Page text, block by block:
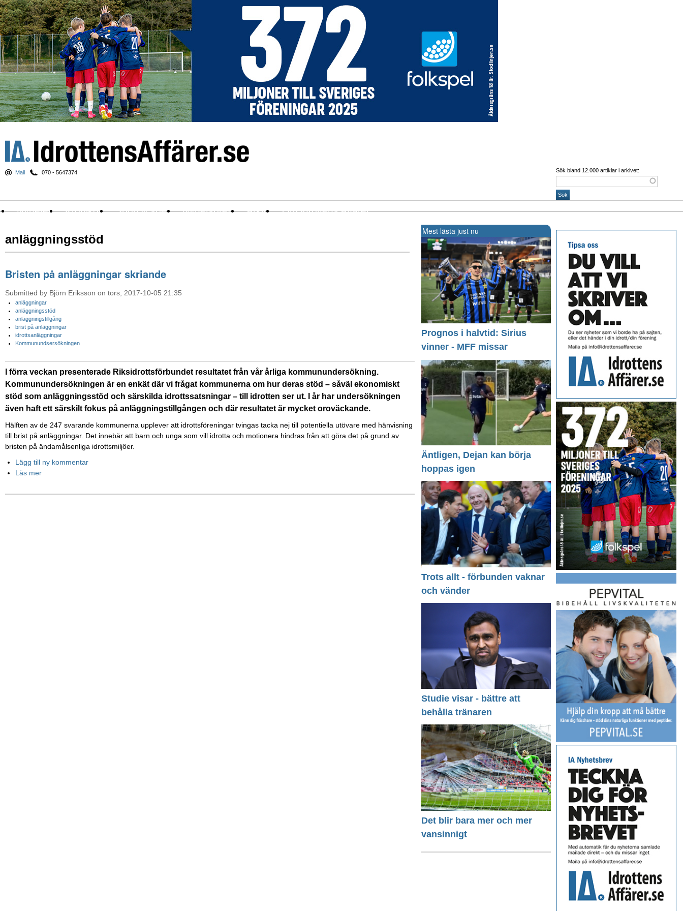
Mail 070 - 5647374 Sök bland 12.000 artiklar i arkivet:
Nyheter Krönikor Sport & spel Nyhetsbrev Arkiv Om Idrottens Affärer
anläggningsstöd
Bristen på anläggningar skriande
Submitted by Björn Eriksson on tors, 2017-10-05 21:35
anläggningar
anläggningsstöd
anläggningstillgång
brist på anläggningar
idrottsanläggningar
Kommunundsersökningen
I förra veckan presenterade Riksidrottsförbundet resultatet från vår årliga kommunundersökning.
Kommunundersökningen är en enkät där vi frågat kommunerna om hur deras stöd – såväl ekonomiskt
stöd som anläggningsstöd och särskilda idrottssatsningar – till idrotten ser ut. I år har undersökningen
även haft ett särskilt fokus på anläggningstillgången och där resultatet är mycket oroväckande.
Hälften av de 247 svarande kommunerna upplever att idrottsföreningar tvingas tacka nej till potentiella utövare med hänvisning
till brist på anläggningar. Det innebär att barn och unga som vill idrotta och motionera hindras från att göra det på grund av
bristen på ändamålsenliga idrottsmiljöer.
Lägg till ny kommentar
Läs mer
Mest lästa just nu
Prognos i halvtid: Sirius
vinner - MFF missar
Äntligen, Dejan kan börja
hoppas igen
Trots allt - förbunden vaknar
och vänder
Studie visar - bättre att
behålla tränaren
Det blir bara mer och mer
vansinnigt